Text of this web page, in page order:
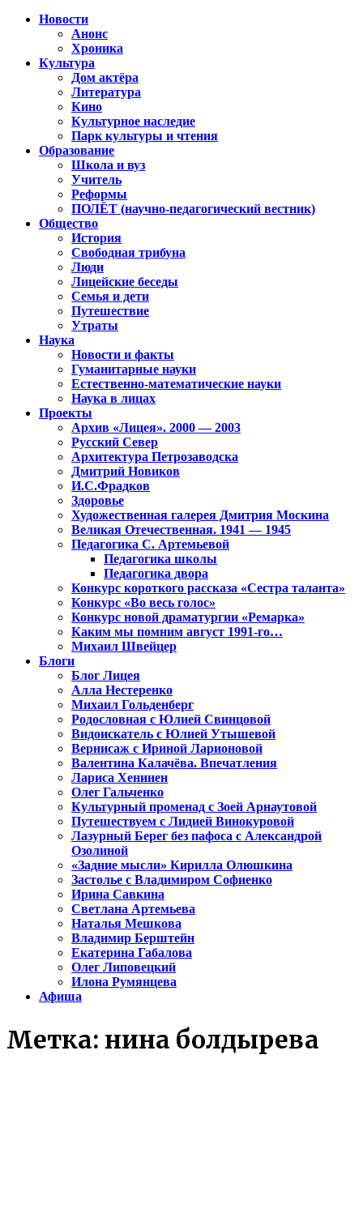
Новости
Анонс
Хроника
Культура
Дом актёра
Литература
Кино
Культурное наследие
Парк культуры и чтения
Образование
Школа и вуз
Учитель
Реформы
ПОЛЁТ (научно-педагогический вестник)
Общество
История
Свободная трибуна
Люди
Лицейские беседы
Семья и дети
Путешествие
Утраты
Наука
Новости и факты
Гуманитарные науки
Естественно-математические науки
Наука в лицах
Проекты
Архив «Лицея». 2000 — 2003
Русский Север
Архитектура Петрозаводска
Дмитрий Новиков
И.С.Фрадков
Здоровье
Художественная галерея Дмитрия Москина
Великая Отечественная. 1941 — 1945
Педагогика С. Артемьевой
Педагогика школы
Педагогика двора
Конкурс короткого рассказа «Сестра таланта»
Конкурс «Во весь голос»
Конкурс новой драматургии «Ремарка»
Каким мы помним август 1991-го…
Михаил Швейцер
Блоги
Блог Лицея
Алла Нестеренко
Михаил Гольденберг
Родословная с Юлией Свинцовой
Видоискатель с Юлией Утышевой
Вернисаж с Ириной Ларионовой
Валентина Калачёва. Впечатления
Лариса Хенинен
Олег Гальченко
Культурный променад с Зоей Арнаутовой
Путешествуем с Лидией Винокуровой
Лазурный Берег без пафоса с Александрой
Озолиной
«Задние мысли» Кирилла Олюшкина
Застолье с Владимиром Софиенко
Ирина Савкина
Светлана Артемьева
Наталья Мешкова
Владимир Берштейн
Екатерина Габалова
Олег Липовецкий
Илона Румянцева
Афиша
Метка: нина болдырева